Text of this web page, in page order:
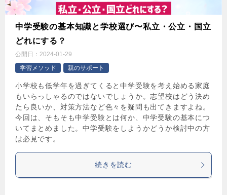
中学受験の基本知識と学校選び〜私立・公立・国立
どれにする？
公開日： 2024-01-29
学習メソッド
親のサポート
小学校も低学年を過ぎてくると中学受験を考え始める家庭
もいらっしゃるのではないでしょうか。志望校はどう決め
たら良いか、対策方法など色々を疑問も出てきますよね。
今回は、そもそも中学受験とは何か、中学受験の基本につ
いてまとめました。中学受験をしようかどうか検討中の方
は必見です。
続きを読む